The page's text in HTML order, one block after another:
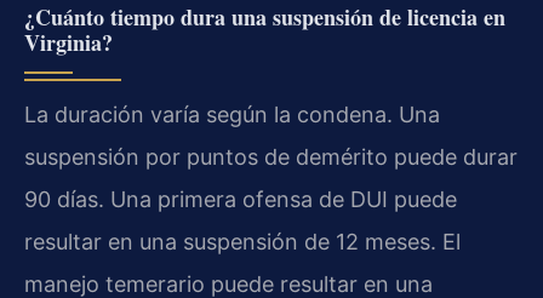
¿Cuánto tiempo dura una suspensión de licencia en
Virginia?
La duración varía según la condena. Una
suspensión por puntos de demérito puede durar
90 días. Una primera ofensa de DUI puede
resultar en una suspensión de 12 meses. El
manejo temerario puede resultar en una